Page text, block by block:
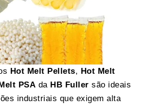
Hot Melt Pellets, Hot Melt
PSA da HB Fuller são ideais
industriais que exigem alta